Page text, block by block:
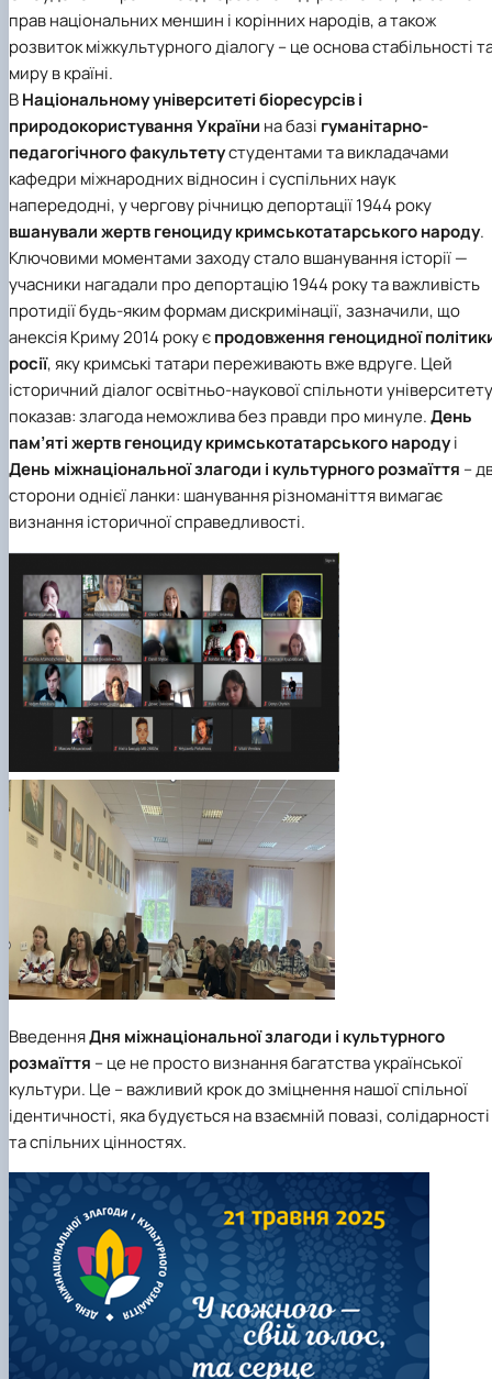
прав національних меншин і корінних народів, а також
розвиток міжкультурного діалогу – це основа стабільності
миру в країні.
ВНаціональному університеті біоресурсів і
природокористування України на базі гуманітарно-
педагогічного факультетустудентами та викладачами
кафедри міжнародних відносин і суспільних наук
напередодні, у чергову річницю депортації 1944 року
вшанували жертв геноциду кримськотатарського народу.
Ключовими моментами заходу стало вшанування історії —
учасники нагадали про депортацію 1944 року та важливість
протидії будь-яким формам дискримінації, зазначили, що
анексія Криму 2014 року єпродовження геноцидної
росії, яку кримські татари переживають вже вдруге. Цей
історичний діалог освітньо-наукової спільноти університету
показав: злагода неможлива без правди про минуле.День
пам’яті жертв геноциду кримськотатарського народуі
День міжнаціональної злагоди і культурного розмаїття –
сторони однієї ланки: шанування різноманіття вимагає
визнання історичної справедливості.
ВведенняДня міжнаціональної злагоди і культурного
розмаїття – це не просто визнання багатства української
культури. Це – важливий крок до зміцнення нашої спільної
ідентичності, яка будується на взаємній повазі, солідарності
та спільних цінностях.